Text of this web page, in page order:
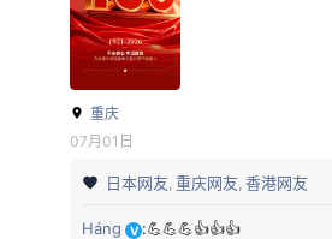
重庆
07月01日
日本网友 重庆网友 香港网友
Háng V :💪💪💪👍👍👍